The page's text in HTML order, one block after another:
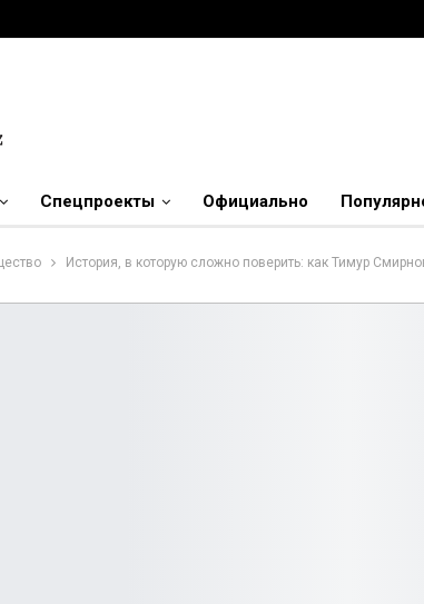
Спецпроекты Официально
История, в которую сложно поверить: как Тимур